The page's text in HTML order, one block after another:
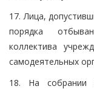
17. Лица,
порядка
коллектива
самодеятельных
18. На собрании